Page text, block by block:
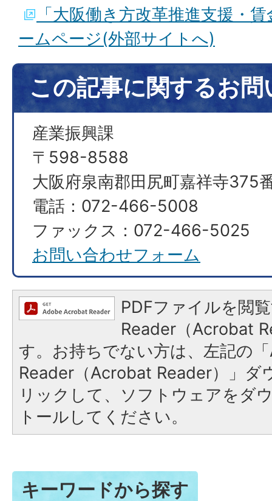
「大阪働き方改革推進支援・
ームページ(外部サイトへ)
この記事に関するお
産業振興課
〒598-8588
大阪府泉南郡田尻町嘉祥寺375
電話：072-466-5008
ファックス：072-466-5025
お問い合わせフォーム
PDFファイルを閲
Reader（Acrobat
す。お持ちでない方は、左記の
Reader（Acrobat Reader）」ダ
リックして、ソフトウェアをダ
トールしてください。
キーワードから探す